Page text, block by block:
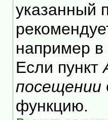
указанный
например в
Если пункт
посещении
функцию.